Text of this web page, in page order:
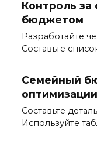
Контроль
бюджетом
Разработайте
Составьте
Семейный
оптимизации
Составьте
Используйте